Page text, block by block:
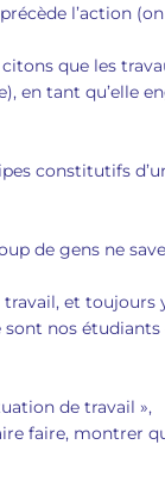
l’action
que les
en tant qu’elle
constitutifs
de gens ne
et toujours
nos
de travail »,
faire, montrer